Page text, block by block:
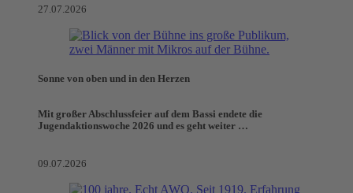
27.07.2026
Sonne von oben und in den Herzen
Mit großer Abschlussfeier auf dem Bassi endete die
Jugendaktionswoche 2026 und es geht weiter …
09.07.2026